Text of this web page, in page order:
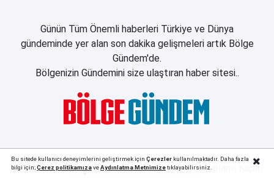
Günün Tüm Önemli haberleri Türkiye ve Dünya
gündeminde yer alan son dakika gelişmeleri artık Bölge
Gündem'de.
Bölgenizin Gündemini size ulaştıran haber sitesi..
Bu sitede kullanıcı deneyimlerini geliştirmek için Çerezlerkullanılmaktadır. Daha fazla
bilgi için;Çerez politikamızaveAydınlatma Metnimizetıklayabilirsiniz.Reklamı Kapat